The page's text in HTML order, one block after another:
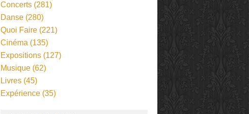
Concerts (281)
Danse (280)
Quoi Faire (221)
Cinéma (135)
Expositions (127)
Musique (62)
Livres (45)
Expérience (35)